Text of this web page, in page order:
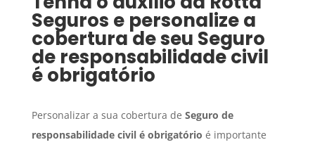
Seguros e personalize a
cobertura de seu Seguro
de responsabilidade civil
é obrigatório
Personalizar a sua cobertura de Seguro de
responsabilidade civil é obrigatório é importante